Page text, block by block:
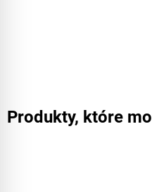
Produkty, które